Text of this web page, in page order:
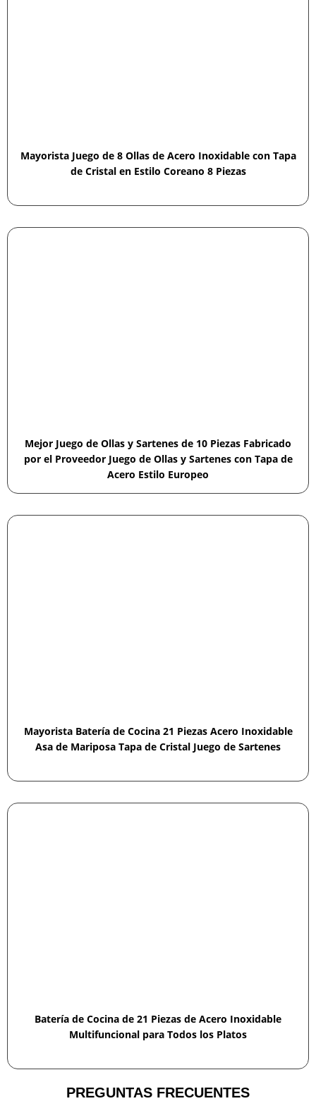
Mayorista Juego de 8 Ollas de Acero Inoxidable con Tapa
de Cristal en Estilo Coreano 8 Piezas
Mejor Juego de Ollas y Sartenes de 10 Piezas Fabricado
por el Proveedor Juego de Ollas y Sartenes con Tapa de
Acero Estilo Europeo
Mayorista Batería de Cocina 21 Piezas Acero Inoxidable
Asa de Mariposa Tapa de Cristal Juego de Sartenes
Batería de Cocina de 21 Piezas de Acero Inoxidable
Multifuncional para Todos los Platos
PREGUNTAS FRECUENTES